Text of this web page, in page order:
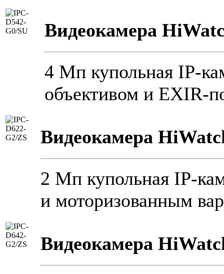
Видеокамера
4 Мп купольная IP-
объективом и EXIR-
Видеокамера
2 Мп купольная IP-
и моторизованным
Видеокамера